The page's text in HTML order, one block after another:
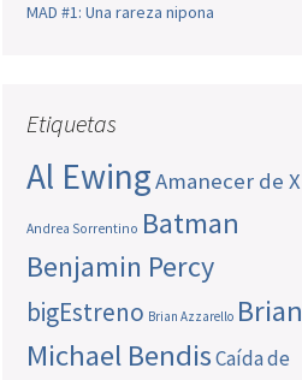
MAD #1: Una rareza nipona
Etiquetas
Al EwingAmanecer de X
Andrea Sorrentino Batman
Benjamin Percy
bigEstreno Brian Azzarello Brian
Michael BendisCaída de